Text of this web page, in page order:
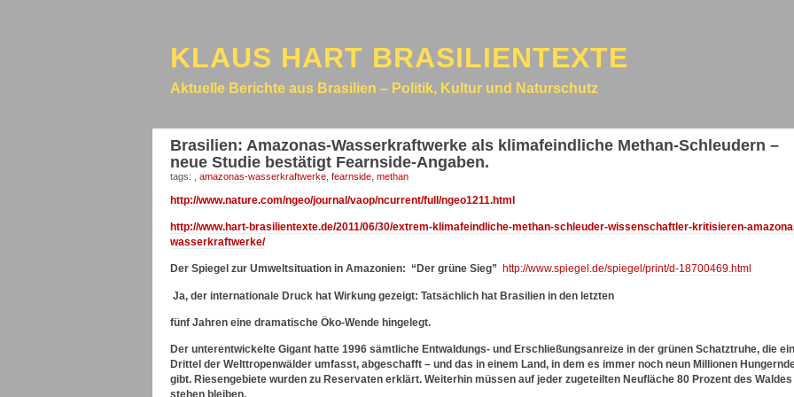
KLAUS HART BRASILIENTEXTE
Aktuelle Berichte aus Brasilien – Politik, Kultur und Naturschutz
Brasilien: Amazonas-Wasserkraftwerke als klimafeindliche Methan-Schleudern –
neue Studie bestätigt Fearnside-Angaben.
tags: amazonas-wasserkraftwerke fearnside methan
http://www.nature.com/ngeo/journal/vaop/ncurrent/full/ngeo1211.html
http://www.hart-brasilientexte.de/2011/06/30/extrem-klimafeindliche-methan-schleuder-wissenschaftler-kritisieren-
wasserkraftwerke/
Der Spiegel zur Umweltsituation in Amazonien: “Der grüne Sieg” http://www.spiegel.de/spiegel/print/d-18700469.html
Ja, der internationale Druck hat Wirkung gezeigt: Tatsächlich hat Brasilien in den letzten
fünf Jahren eine dramatische Öko-Wende hingelegt.
Der unterentwickelte Gigant hatte 1996 sämtliche Entwaldungs- und Erschließungsanreize in der grünen Schatztruhe, die ein
Drittel der Welttropenwälder umfasst, abgeschafft – und das in einem Land, in dem es immer noch neun Millionen
gibt. Riesengebiete wurden zu Reservaten erklärt. Weiterhin müssen auf jeder zugeteilten Neufläche 80 Prozent des Waldes
stehen bleiben.